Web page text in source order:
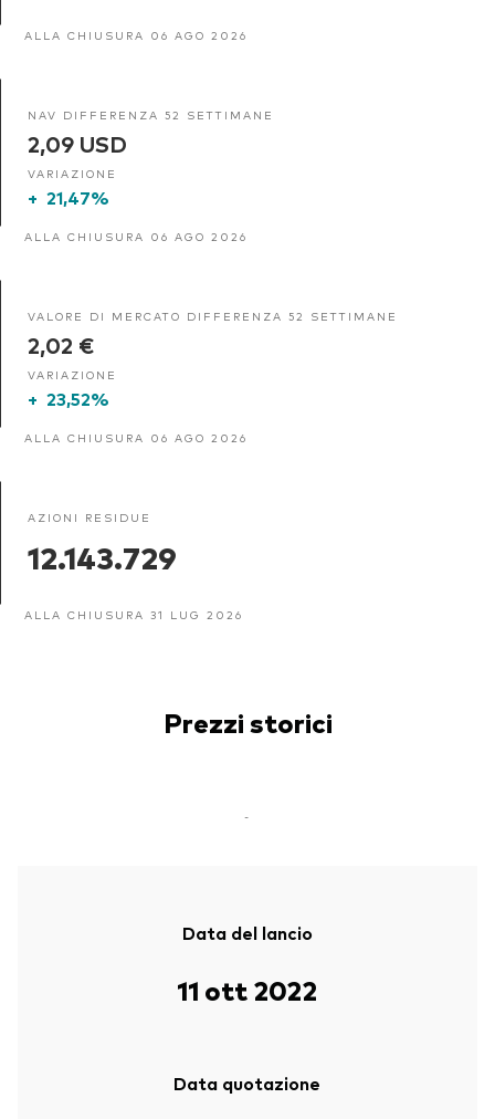
ALLA CHIUSURA 06 AGO 2026
NAV DIFFERENZA 52 SETTIMANE
2,09 USD
VARIAZIONE
+ 21,47%
ALLA CHIUSURA 06 AGO 2026
VALORE DI MERCATO DIFFERENZA 52 SETTIMANE
2,02 €
VARIAZIONE
+ 23,52%
ALLA CHIUSURA 06 AGO 2026
AZIONI RESIDUE
12.143.729
ALLA CHIUSURA 31 LUG 2026
Prezzi storici
-
Data del lancio
11 ott 2022
Data quotazione